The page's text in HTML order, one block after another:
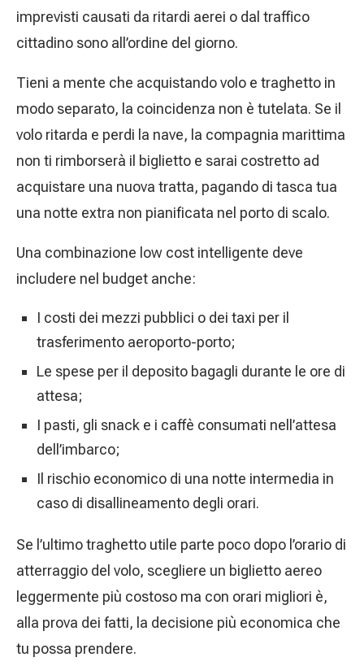
imprevisti causati da ritardi aerei o dal traffico
cittadino sono all’ordine del giorno.
Tieni a mente che acquistando volo e traghetto in
modo separato, la coincidenza non è tutelata. Se il
volo ritarda e perdi la nave, la compagnia marittima
non ti rimborserà il biglietto e sarai costretto ad
acquistare una nuova tratta, pagando di tasca tua
una notte extra non pianificata nel porto di scalo.
Una combinazione low cost intelligente deve
includere nel budget anche:
I costi dei mezzi pubblici o dei taxi per il
trasferimento aeroporto-porto;
Le spese per il deposito bagagli durante le ore di
attesa;
I pasti, gli snack e i caffè consumati nell’attesa
dell’imbarco;
Il rischio economico di una notte intermedia in
caso di disallineamento degli orari.
Se l’ultimo traghetto utile parte poco dopo l’orario di
atterraggio del volo, scegliere un biglietto aereo
leggermente più costoso ma con orari migliori è,
alla prova dei fatti, la decisione più economica che
tu possa prendere.